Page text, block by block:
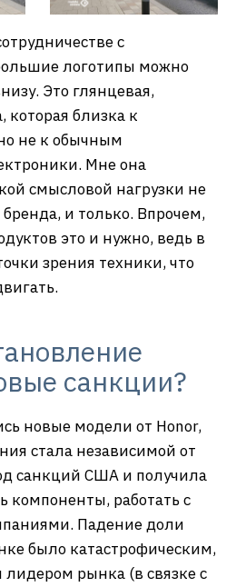
с
логотипы можно
Это глянцевая,
близка к
не к обычным
Мне она
смысловой нагрузки не
и только. Впрочем,
это и нужно, ведь в
зрения техники, что
санкции?
новые модели от Honor,
стала независимой от
санкций США и получила
компоненты, работать с
Падение доли
было катастрофическим,
рынка (в связке с